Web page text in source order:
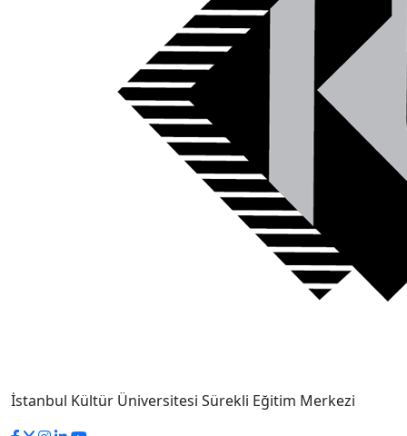
İstanbul Kültür Üniversitesi Sürekli Eğitim Merkezi